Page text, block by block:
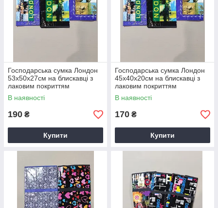
Господарська сумка Лондон
53х50х27см на блискавці з
лаковим покриттям
В наявності
190 ₴
Купити
Господарська сумка Лондон
45х40х20см на блискавці з
лаковим покриттям
В наявності
170 ₴
Купити